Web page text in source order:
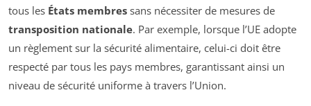
tous les États membres sans nécessiter de mesures de
transposition nationale. Par exemple, lorsque l’UE adopte
un règlement sur la sécurité alimentaire, celui-ci doit être
respecté par tous les pays membres, garantissant ainsi un
niveau de sécurité uniforme à travers l’Union.